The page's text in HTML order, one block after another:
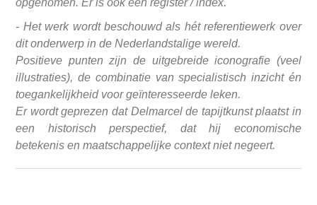
opgenomen. Er is ook een register / index.
- Het werk wordt beschouwd als hét referentiewerk over
dit onderwerp in de Nederlandstalige wereld.
Positieve punten zijn de uitgebreide iconografie (veel
illustraties), de combinatie van specialistisch inzicht én
toegankelijkheid voor geïnteresseerde leken.
Er wordt geprezen dat Delmarcel de tapijtkunst plaatst in
een historisch perspectief, dat hij economische
betekenis en maatschappelijke context niet negeert.